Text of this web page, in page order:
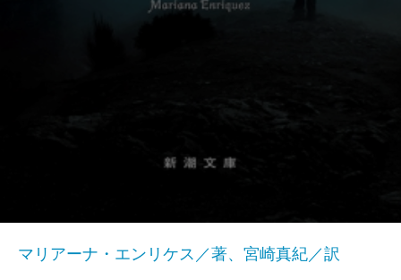
マリアーナ・エンリケス／著、宮崎真紀／訳